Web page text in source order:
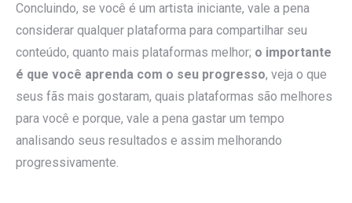
Concluindo, se você é um artista iniciante, vale a pena
considerar qualquer plataforma para compartilhar seu
conteúdo, quanto mais plataformas melhor; o importante
é que você aprenda com o seu progresso, veja o que
seus fãs mais gostaram, quais plataformas são melhores
para você e porque, vale a pena gastar um tempo
analisando seus resultados e assim melhorando
progressivamente.